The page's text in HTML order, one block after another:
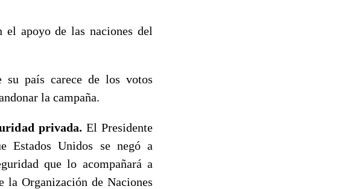
apoyo de las naciones del
su país carece de los votos
la campaña.
privada. El Presidente
Estados Unidos se negó a
que lo acompañará a
la Organización de Naciones